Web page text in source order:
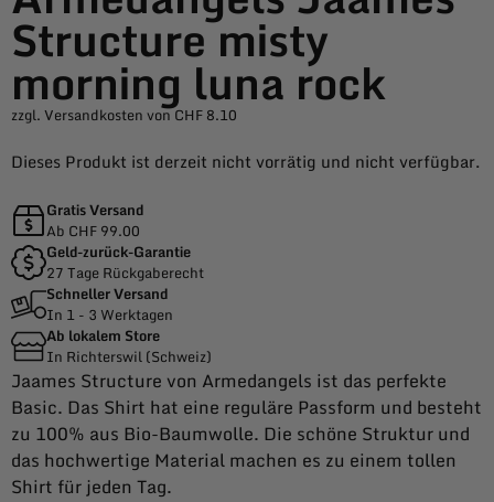
Structure misty
morning luna rock
zzgl. Versandkosten von CHF 8.10
Dieses Produkt ist derzeit nicht vorrätig und nicht verfügbar.
Gratis Versand
Ab CHF 99.00
Geld-zurück-Garantie
27 Tage Rückgaberecht
Schneller Versand
In 1 - 3 Werktagen
Ab lokalem Store
In Richterswil (Schweiz)
Jaames Structure von Armedangels ist das perfekte
Basic. Das Shirt hat eine reguläre Passform und besteht
zu 100% aus Bio-Baumwolle. Die schöne Struktur und
das hochwertige Material machen es zu einem tollen
Shirt für jeden Tag.